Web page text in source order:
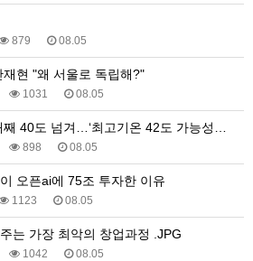
879 08.05
현 "왜 서울로 독립해?"
1031 08.05
째 40도 넘겨…‘최고기온 42도 가능성…
898 08.05
오픈ai에 75조 투자한 이유
1123 08.05
는 가장 최악의 창업과정 .JPG
1042 08.05